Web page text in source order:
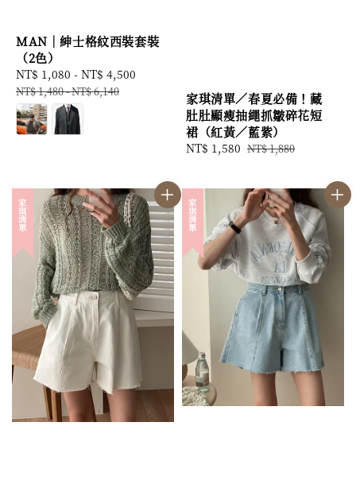
MAN｜紳士格紋西裝套裝
（2色）
Sale
price
NT$ 1,080 - NT$ 4,500
NT$ 1,480-NT$ 6,140
家琪清單／春夏必備！藏
肚肚顯瘦抽繩抓皺碎花短
裙（紅黃／藍紫）
Sale
NT$ 1,580 Regular
NT$ 1,880
家琪清單 家琪清單